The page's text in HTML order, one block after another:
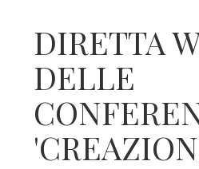
DIRETTA
DELLE